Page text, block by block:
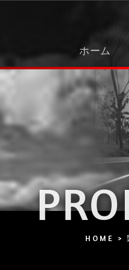
ホーム
HOME